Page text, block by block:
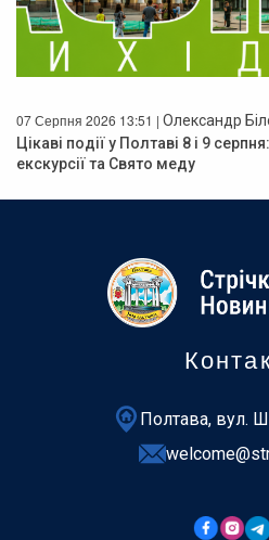
07 Серпня 2026 13:51 | Олександр
Цікаві події у Полтаві 8 і 9
екскурсії та Свято меду
Полтава, вул.